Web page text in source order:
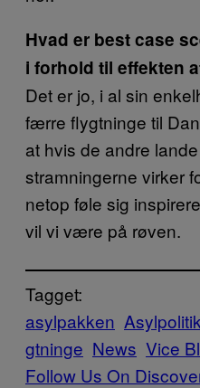
Hvad er best case
i forhold til effekten
Det er jo, i al sin
færre flygtninge til
at hvis de andre
stramningerne virker
netop føle sig
vil vi være på røven.
Tagget:
asylpakken Asylpolitik
gtninge News Vice
Follow Us On